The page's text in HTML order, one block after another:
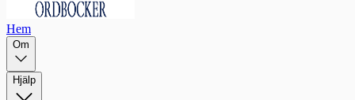
Hem
Om
Hjälp